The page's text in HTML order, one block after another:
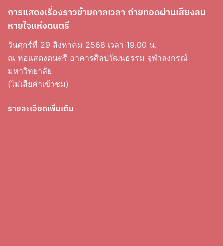
การแสดง​เรื่องราวข้ามกาลเวลา ถ่ายทอดผ่านเสียงลม
หายใจแห่งดนตรี
วันศุกร์ที่ 29 สิงหาคม 2568 เวลา 19.00 น.
ณ หอแสดงดนตรี อาคารศิลปวัฒนธรรม จุฬาลงกรณ์
มหาวิทยาลัย
(ไม่เสียค่าเข้าชม)
รายละเอียดเพิ่มเติม